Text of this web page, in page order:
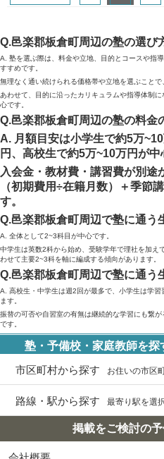
Q.邑楽郡板倉町周辺の塾の選び
A. 塾を選ぶ際は、料金や立地、目的とコースや指
すすめです。
無理なく通い続けられる価格帯や立地を選ぶことで
あわせて、目的に沿ったカリキュラムや指導体制
心です。
Q.邑楽郡板倉町周辺の塾の料金
A. 月額目安は小学生で約5万
円、高校生で約5万~10万円が中
入会金・教材費・講習費が別途
（初期費用÷在籍月数）＋季節
す。
Q.邑楽郡板倉町周辺で塾に通う
A. 全体として2~3科目が中心です。
中学生は英数2科から始め、受験学年で理社を加え
わせて主要2~3科を軸に編成する傾向があります。
Q.邑楽郡板倉町周辺で塾に通う
A. 高校生・中学生は週2回が最多で、小学生は学
ます。
振替の可否や自習室の有無は継続的な学習にも繋
です。
塾・予備校・家庭教師を探
市区町村から探す お住いの市区
路線・駅から探す 最寄り駅を選
掲載をご検討の